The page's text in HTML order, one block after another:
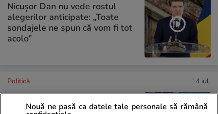
Nicușor Dan nu vede rostul
alegerilor anticipate: „Toate
sondajele ne spun că vom fi tot
acolo”
Politică 14 iul.
Nicușor Dan explică de ce nu
Nouă ne pasă ca datele tale personale să rămână